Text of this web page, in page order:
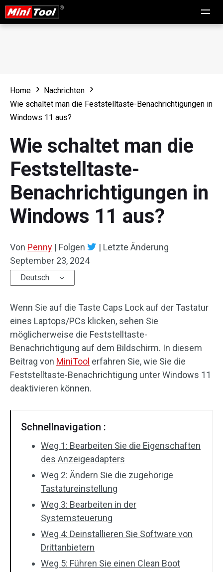
Home
Nachrichten
Wie schaltet man die Feststelltaste-Benachrichtigungen in
Windows 11 aus?
Wie schaltet man die
Feststelltaste-
Benachrichtigungen in
Windows 11 aus?
Von Penny | Folgen | Letzte Änderung
September 23, 2024
Deutsch
Wenn Sie auf die Taste Caps Lock auf der Tastatur
eines Laptops/PCs klicken, sehen Sie
möglicherweise die Feststelltaste-
Benachrichtigung auf dem Bildschirm. In diesem
Beitrag von MiniTool erfahren Sie, wie Sie die
Feststelltaste-Benachrichtigung unter Windows 11
deaktivieren können.
Schnellnavigation :
Weg 1: Bearbeiten Sie die Eigenschaften
des Anzeigeadapters
Weg 2: Ändern Sie die zugehörige
Tastatureinstellung
Weg 3: Bearbeiten in der
Systemsteuerung
Weg 4: Deinstallieren Sie Software von
Drittanbietern
Weg 5: Führen Sie einen Clean Boot